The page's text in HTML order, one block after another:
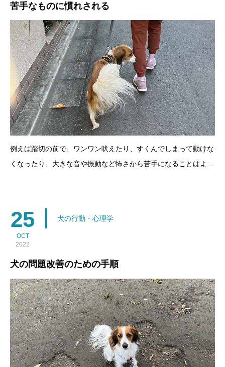
苦手なものに慣れされる
例えば踏切の前で、ワンワン吠えたり、すくんでしまって動けな
くなったり、大きな音や振動など怖さから苦手になることはよく
抗条件付けと系統的脱感作です。拮抗条件付けは、例え
25
OCT
2022
犬の行動・心理学
犬の問題改善のための手順